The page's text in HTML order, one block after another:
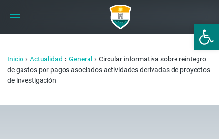
Abrir
Inicio › Actualidad › General › Circular informativa sobre reintegro
de gastos por pagos asociados actividades derivadas de proyectos
de investigación